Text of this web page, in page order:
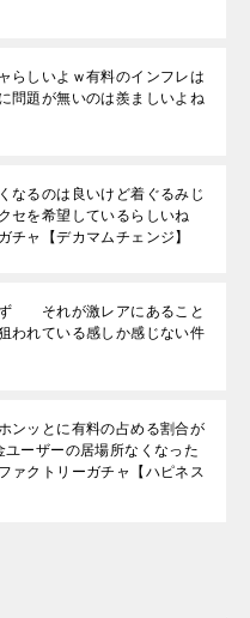
らしいよｗ有料のインフレは
問題が無いのは羨ましいよね
なるのは良いけど着ぐるみじ
セを希望しているらしいね
ャ【デカマムチェンジ】
ず それが激レアにあること
われている感しか感じない件
ンッとに有料の占める割合が
ーザーの居場所なくなった
ァクトリーガチャ【ハピネス